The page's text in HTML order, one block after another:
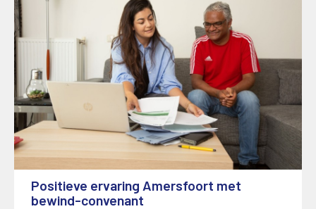
Positieve ervaring Amersfoort met
bewind-convenant